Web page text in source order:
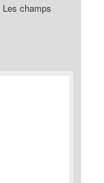
Les champs